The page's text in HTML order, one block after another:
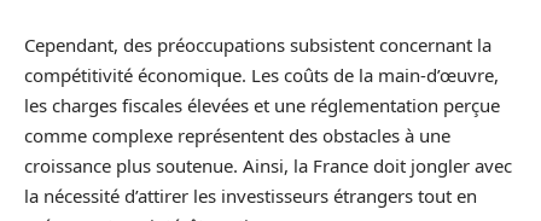
Cependant, des préoccupations subsistent concernant la
compétitivité économique. Les coûts de la main-d’œuvre,
les charges fiscales élevées et une réglementation perçue
comme complexe représentent des obstacles à une
croissance plus soutenue. Ainsi, la France doit jongler avec
la nécessité d’attirer les investisseurs étrangers tout en